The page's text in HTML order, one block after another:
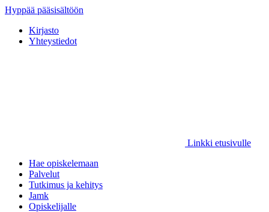
Hyppää pääsisältöön
Kirjasto
Yhteystiedot
Linkki etusivulle
Hae opiskelemaan
Palvelut
Tutkimus ja kehitys
Jamk
Opiskelijalle